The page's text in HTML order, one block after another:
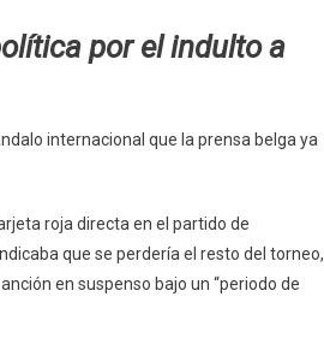
por el indulto a
internacional que la prensa belga ya
roja directa en el partido de
que se perdería el resto del torneo,
en suspenso bajo un “periodo de